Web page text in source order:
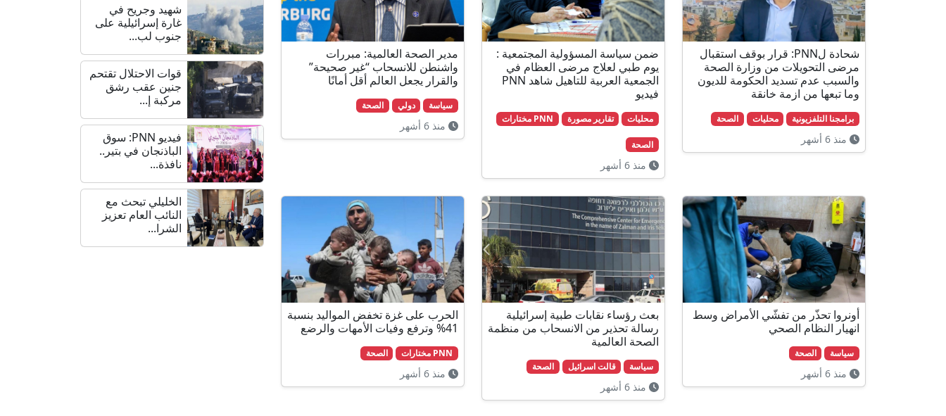
شحادة لPNN: قرار بوقف استقبال
مرضى التحويلات من وزارة الصحة
والسبب عدم تسديد الحكومة للديون
وما تبعها من ازمة خانقة
برامجنا التلفزيونية محليات الصحة
منذ 6 أشهر
ضمن سياسة المسؤولية المجتمعية :
يوم طبي لعلاج مرضى العظام في
الجمعية العربية للتاهيل شاهد PNN
فيديو
محليات تقارير مصورة PNN مختارات
الصحة
منذ 6 أشهر
مدير الصحة العالمية: مبررات
واشنطن للانسحاب “غير صحيحة”
والقرار يجعل العالم أقل أمانًا
سياسة دولي الصحة
منذ 6 أشهر
أونروا تحذّر من تفشّي الأمراض وسط
انهيار النظام الصحي
سياسة الصحة
منذ 6 أشهر
بعث رؤساء نقابات طبية إسرائيلية
رسالة تحذير من الانسحاب من منظمة
الصحة العالمية
سياسة قالت اسرائيل الصحة
منذ 6 أشهر
الحرب على غزة تخفض المواليد بنسبة
41% وترفع وفيات الأمهات والرضع
PNN مختارات الصحة
منذ 6 أشهر
شهيد وجريح في
غارة إسرائيلية على
جنوب لب...
قوات الاحتلال تقتحم
جنين عقب رشق
مركبة إ...
فيديو PNN: سوق
الباذنجان في بتير..
نافذة...
الخليلي تبحث مع
النائب العام تعزيز
الشرا...